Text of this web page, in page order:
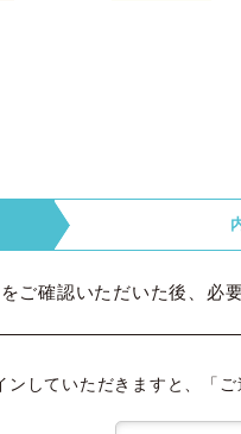
をご確認いただいた後、必
ンしていただきますと、「